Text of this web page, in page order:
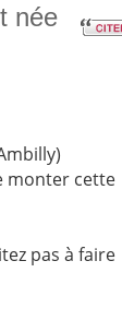
née
monter cette
pas à faire